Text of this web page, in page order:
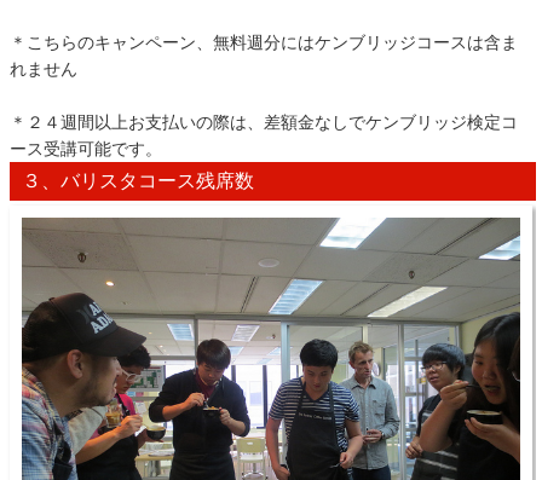
＊こちらのキャンペーン、無料週分にはケンブリッジコースは含ま
れません
＊２４週間以上お支払いの際は、差額金なしでケンブリッジ検定コ
ース受講可能です。
３、バリスタコース残席数